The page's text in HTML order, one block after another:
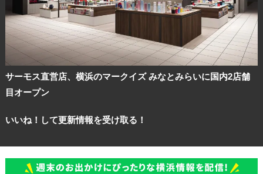
サーモス直営店、横浜のマークイズ みなとみらいに国内2店舗
目オープン
いいね！して更新情報を受け取る！